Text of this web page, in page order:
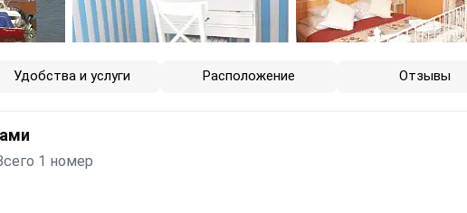
Удобства и услуги Расположение Отзывы
1 номер